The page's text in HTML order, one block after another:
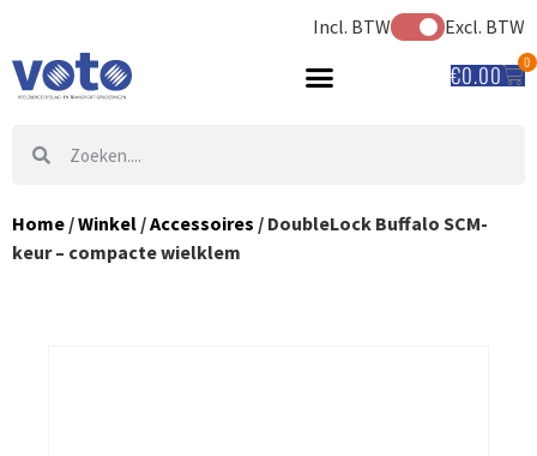
Incl. BTW Excl. BTW
€0.00 0
Home /Winkel /Accessoires / DoubleLock Buffalo SCM-
keur – compacte wielklem